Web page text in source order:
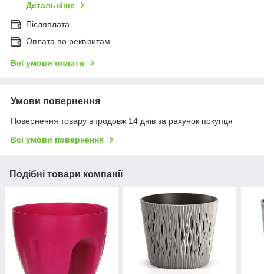
Детальніше
Післяплата
Оплата по реквізитам
Всі умови оплати
Умови повернення
Повернення товару впродовж 14 днів за рахунок покупця
Всі умови повернення
Подібні товари компанії